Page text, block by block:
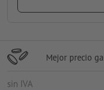
Mejor precio
sin IVA